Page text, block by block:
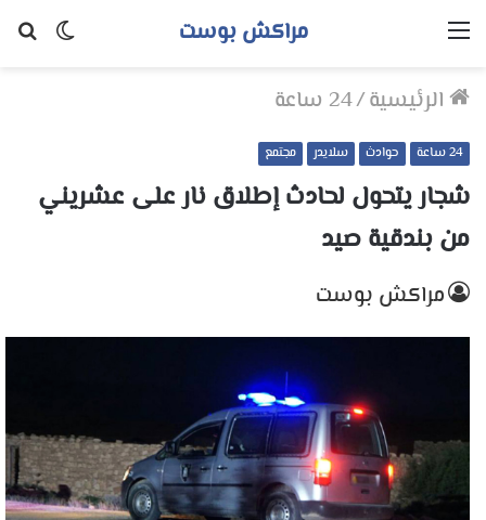
الوضع
مراكش بوست القائمة
الرئيسية/24 ساعة
24 ساعة حوادث سلايدر مجتمع
شجار يتحول لحادث إطلاق نار على عشريني
من بندقية صيد
مراكش بوست